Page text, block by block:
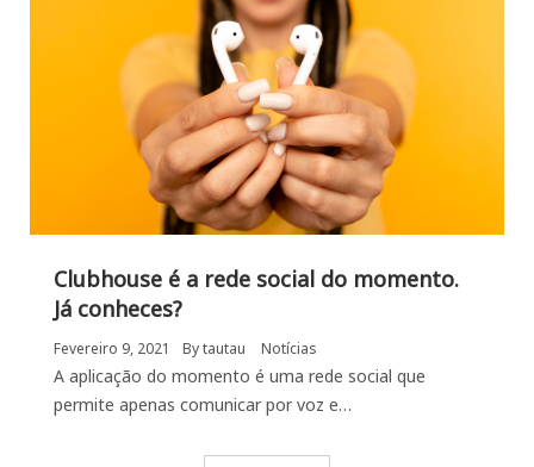
Clubhouse é a rede social do momento.
Já conheces?
Fevereiro 9, 2021 Bytautau Notícias
A aplicação do momento é uma rede social que
permite apenas comunicar por voz e…